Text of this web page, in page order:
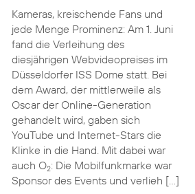
Kameras, kreischende Fans und
jede Menge Prominenz: Am 1. Juni
fand die Verleihung des
diesjährigen Webvideopreises im
Düsseldorfer ISS Dome statt. Bei
dem Award, der mittlerweile als
Oscar der Online-Generation
gehandelt wird, gaben sich
YouTube und Internet-Stars die
Klinke in die Hand. Mit dabei war
auch O2: Die Mobilfunkmarke war
Sponsor des Events und verlieh […]